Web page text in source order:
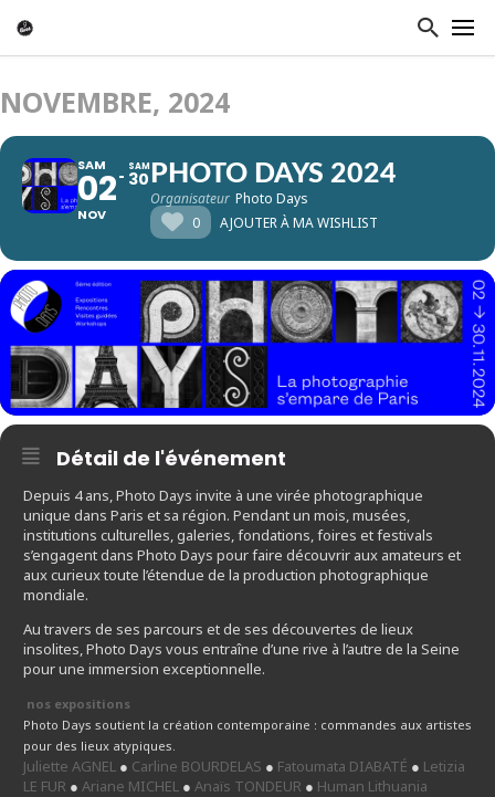
NOVEMBRE, 2024
SAM
02
NOV
SAM
30 PHOTO DAYS 2024
Organisateur Photo Days
0
AJOUTER À MA WISHLIST
Détail de l'événement
Depuis 4 ans, Photo Days invite à une virée photographique
unique dans Paris et sa région. Pendant un mois, musées,
institutions culturelles, galeries, fondations, foires et festivals
s’engagent dans Photo Days pour faire découvrir aux amateurs et
aux curieux toute l’étendue de la production photographique
mondiale.
Au travers de ses parcours et de ses découvertes de lieux
insolites, Photo Days vous entraîne d’une rive à l’autre de la Seine
pour une immersion exceptionnelle.
nos expositions
Photo Days soutient la création contemporaine : commandes aux artistes
pour des lieux atypiques.
Juliette AGNEL ● Carline BOURDELAS ● Fatoumata DIABATÉ ● Letizia
LE FUR ● Ariane MICHEL ● Anaïs TONDEUR ● Human Lithuania